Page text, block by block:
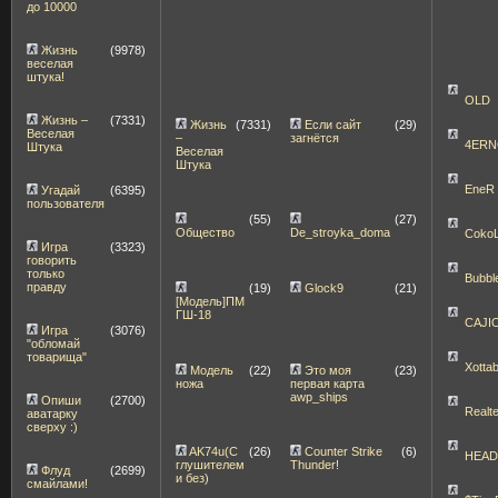
до 10000
Жизнь
веселая
штука!
(9978)
Жизнь –
Веселая
Штука
(7331)
Угадай
пользователя
(6395)
Игра
говорить
только
правду
(3323)
Игра
"обломай
товарища"
(3076)
Опиши
аватарку
сверху :)
(2700)
Флуд
смайлами!
(2699)
Жизнь
–
Веселая
Штука
(7331)
Если сайт
загнётся
(29)
Общество
(55)
De_stroyka_doma
(27)
[Модель]ПМ
ГШ-18
(19) Glock9 (21)
Модель
ножа
(22)
Это моя
первая карта
awp_ships
(23)
AK74u(С
глушителем
и без)
(26)
Counter Strike
Thunder!
(6)
OLD
EneR